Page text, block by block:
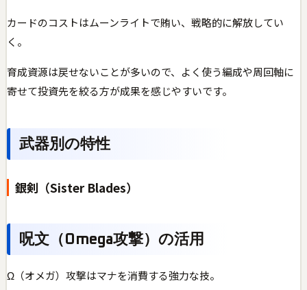
カードのコストはムーンライトで賄い、戦略的に解放してい
く。
育成資源は戻せないことが多いので、よく使う編成や周回軸に
寄せて投資先を絞る方が成果を感じやすいです。
武器別の特性
銀剣（Sister Blades）
呪文（Omega攻撃）の活用
Ω（オメガ）攻撃はマナを消費する強力な技。